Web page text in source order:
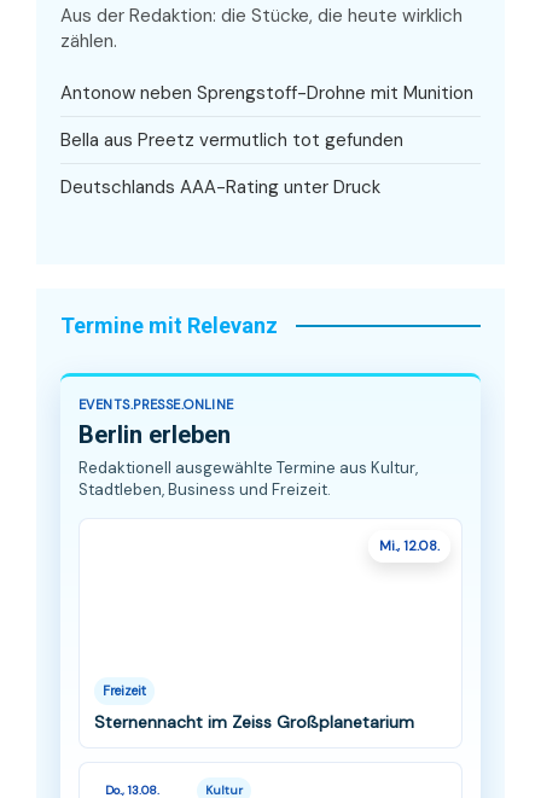
Aus der Redaktion: die Stücke, die heute wirklich
zählen.
Antonow neben Sprengstoff-Drohne mit Munition
Bella aus Preetz vermutlich tot gefunden
Deutschlands AAA-Rating unter Druck
Termine mit Relevanz
EVENTS.PRESSE.ONLINE
Berlin erleben
Redaktionell ausgewählte Termine aus Kultur,
Stadtleben, Business und Freizeit.
Mi., 12.08.
Freizeit
Sternennacht im Zeiss Großplanetarium
Do., 13.08. Kultur